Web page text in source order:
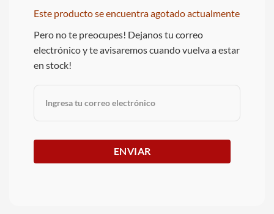
Este producto se encuentra agotado actualmente
Pero no te preocupes! Dejanos tu correo
electrónico y te avisaremos cuando vuelva a estar
en stock!